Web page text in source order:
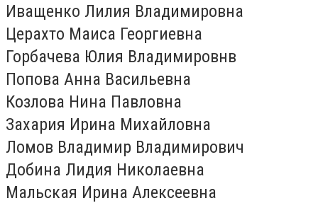
Иващенко Лилия Владимировна
Церахто Маиса Георгиевна
Горбачева Юлия Владимировнв
Попова Анна Васильевна
Козлова Нина Павловна
Захария Ирина Михайловна
Ломов Владимир Владимирович
Добина Лидия Николаевна
Мальская Ирина Алексеевна